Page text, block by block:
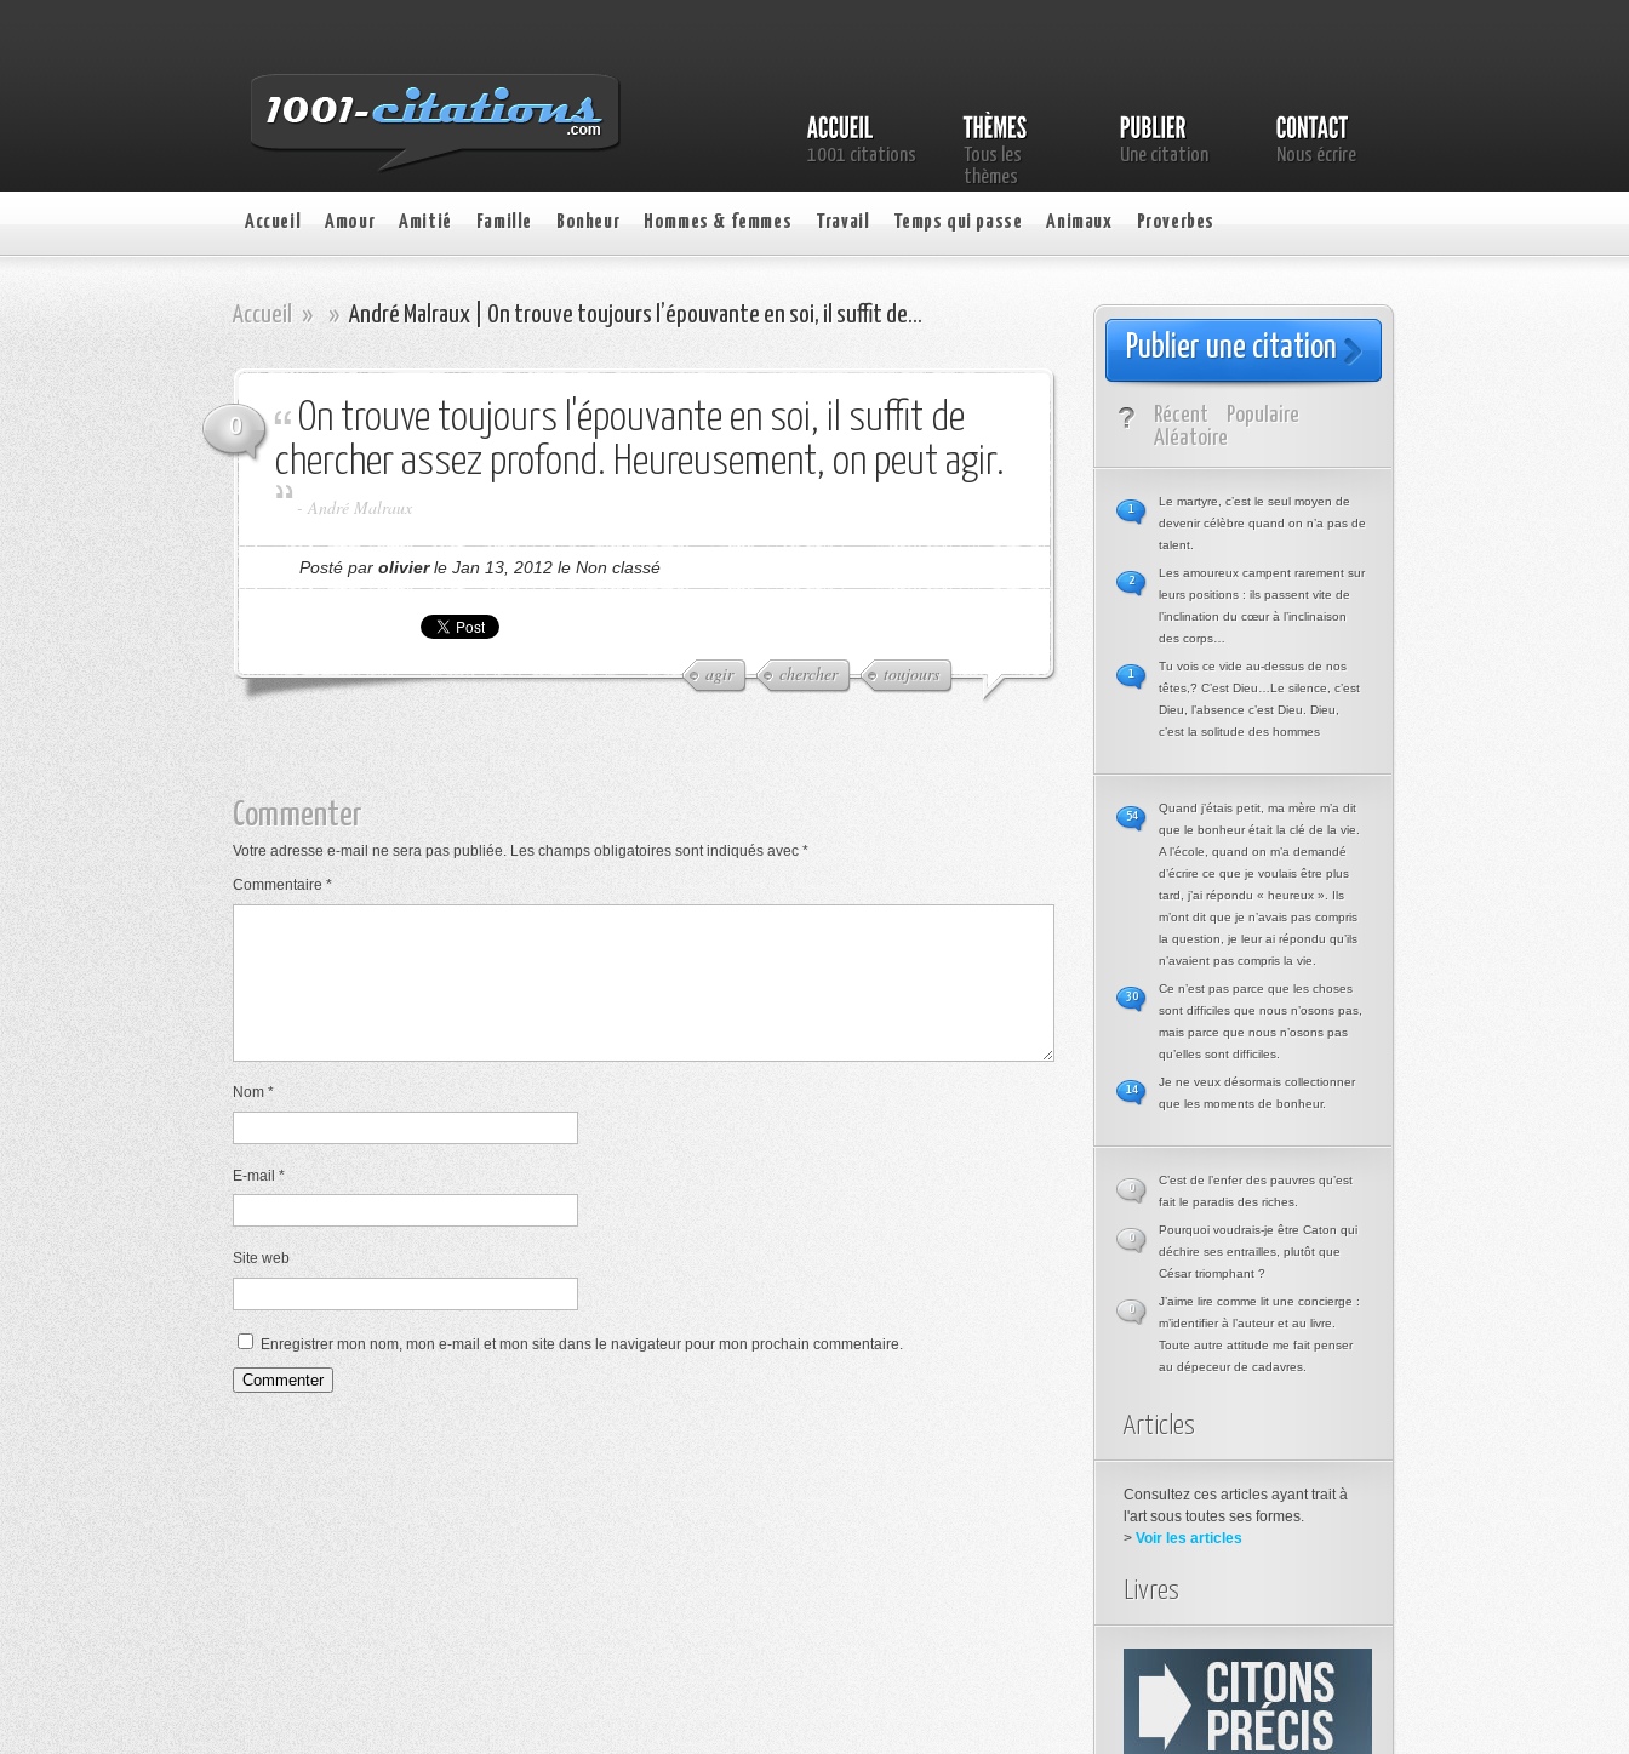
1001 citations
Tous les
thèmes
Une citation Nous écrire
Accueil Amour Amitié Famille Bonheur Hommes & femmes Travail Temps qui passe Animaux Proverbes
Accueil » » André Malraux | On trouve toujours l’épouvante en soi, il suffit de…
0
On trouve toujours l'épouvante en soi, il suffit de
chercher assez profond. Heureusement, on peut agir.
- André Malraux
Posté par olivierle Jan 13, 2012 le Non classé
agir chercher toujours
Commenter
Votre adresse e-mail ne sera pas publiée. Les champs obligatoires sont indiqués avec *
Commentaire *
Nom *
E-mail *
Site web
Enregistrer mon nom, mon e-mail et mon site dans le navigateur pour mon prochain commentaire.
Publier une citation
Récent
Populaire
Aléatoire
Le martyre, c’est le seul moyen de
devenir célèbre quand on n’a pas de
talent.
1
Les amoureux campent rarement sur
leurs positions : ils passent vite de
l’inclination du cœur à l’inclinaison
des corps…
2
Tu vois ce vide au-dessus de nos
têtes,? C’est Dieu…Le silence, c’est
Dieu, l’absence c’est Dieu. Dieu,
c’est la solitude des hommes
1
Quand j’étais petit, ma mère m’a dit
que le bonheur était la clé de la vie.
A l’école, quand on m’a demandé
d’écrire ce que je voulais être plus
tard, j’ai répondu « heureux ». Ils
m’ont dit que je n’avais pas compris
la question, je leur ai répondu qu’ils
n’avaient pas compris la vie.
54
Ce n’est pas parce que les choses
sont difficiles que nous n’osons pas,
mais parce que nous n’osons pas
qu’elles sont difficiles.
30
Je ne veux désormais collectionner
que les moments de bonheur.
14
C’est de l’enfer des pauvres qu’est
fait le paradis des riches.
0
Pourquoi voudrais-je être Caton qui
déchire ses entrailles, plutôt que
César triomphant ?
0
J’aime lire comme lit une concierge :
m’identifier à l’auteur et au livre.
Toute autre attitude me fait penser
au dépeceur de cadavres.
0
Articles
Consultez ces articles ayant trait à
l'art sous toutes ses formes.
> Voir les articles
Livres